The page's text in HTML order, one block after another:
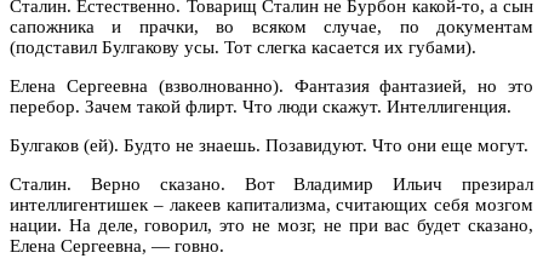
Сталин. Естественно. Товарищ Сталин не Бурбон какой-то, а сын
сапожника и прачки, во всяком случае, по документам
(подставил Булгакову усы. Тот слегка касается их губами).
Елена Сергеевна (взволнованно). Фантазия фантазией, но это
перебор. Зачем такой флирт. Что люди скажут. Интеллигенция.
Булгаков (ей). Будто не знаешь. Позавидуют. Что они еще могут.
Сталин. Верно сказано. Вот Владимир Ильич презирал
интеллигентишек – лакеев капитализма, считающих себя мозгом
нации. На деле, говорил, это не мозг, не при вас будет сказано,
Елена Сергеевна, — говно.